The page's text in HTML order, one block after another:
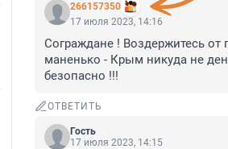
266157350
17 июля 2023, 14:16
Сограждане ! Воздержитесь
маненько - Крым никуда не
безопасно !!!
ОТВЕТИТЬ
Гость
17 июля 2023, 14:15